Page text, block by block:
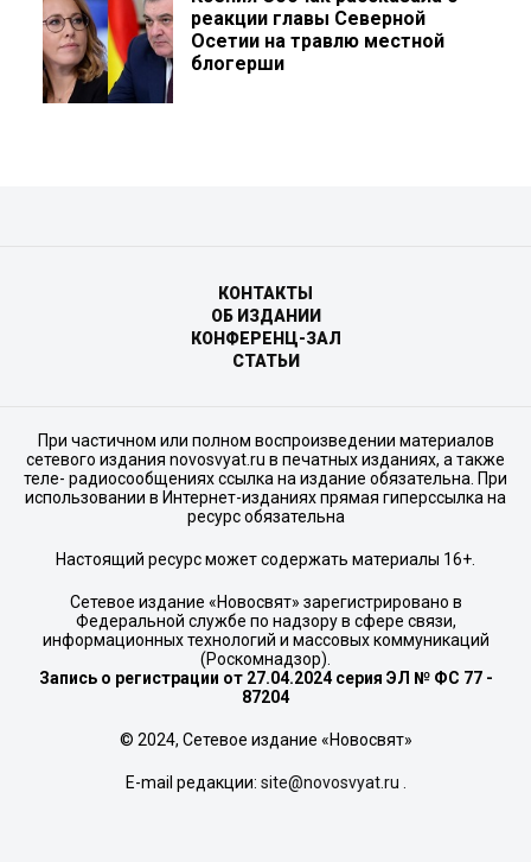
реакции главы Северной
Осетии на травлю местной
блогерши
КОНТАКТЫ
ОБ ИЗДАНИИ
КОНФЕРЕНЦ-ЗАЛ
СТАТЬИ
При частичном или полном воспроизведении материалов
сетевого издания novosvyat.ru в печатных изданиях, а также
теле- радиосообщениях ссылка на издание обязательна. При
использовании в Интернет-изданиях прямая гиперссылка на
ресурс обязательна
Настоящий ресурс может содержать материалы 16+.
Сетевое издание «Новосвят» зарегистрировано в
Федеральной службе по надзору в сфере связи,
информационных технологий и массовых коммуникаций
(Роскомнадзор).
Запись о регистрации от 27.04.2024 серия ЭЛ № ФС 77 -
87204
© 2024, Сетевое издание «Новосвят»
E-mail редакции: site@novosvyat.ru